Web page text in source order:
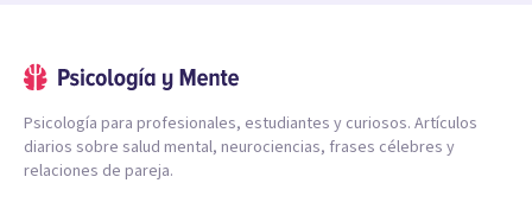
Psicología para profesionales, estudiantes y curiosos. Artículos
diarios sobre salud mental, neurociencias, frases célebres y
relaciones de pareja.